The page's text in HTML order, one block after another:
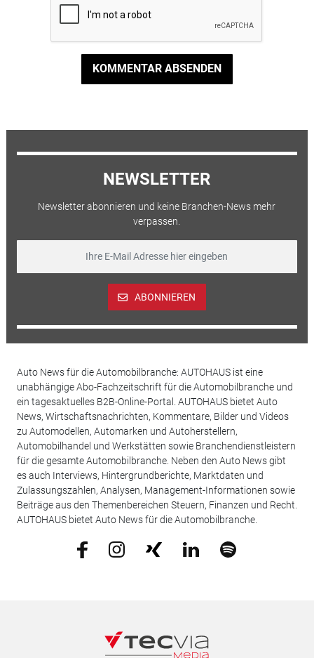
KOMMENTAR ABSENDEN
NEWSLETTER
Newsletter abonnieren und keine Branchen-News mehr
verpassen.
ABONNIEREN
Auto News für die Automobilbranche: AUTOHAUS ist eine
unabhängige Abo-Fachzeitschrift für die Automobilbranche und
ein tagesaktuelles B2B-Online-Portal. AUTOHAUS bietet Auto
News, Wirtschaftsnachrichten, Kommentare, Bilder und Videos
zu Automodellen, Automarken und Autoherstellern,
Automobilhandel und Werkstätten sowie Branchendienstleistern
für die gesamte Automobilbranche. Neben den Auto News gibt
es auch Interviews, Hintergrundberichte, Marktdaten und
Zulassungszahlen, Analysen, Management-Informationen sowie
Beiträge aus den Themenbereichen Steuern, Finanzen und Recht.
AUTOHAUS bietet Auto News für die Automobilbranche.